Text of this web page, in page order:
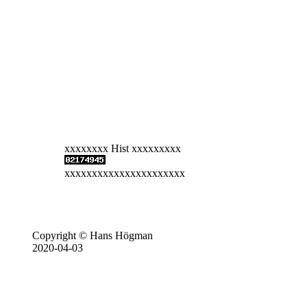
Copyright © Hans Högman
2020-04-03
xxxxxxxx Hist xxxxxxxxx
xxxxxxxxxxxxxxxxxxxxxx